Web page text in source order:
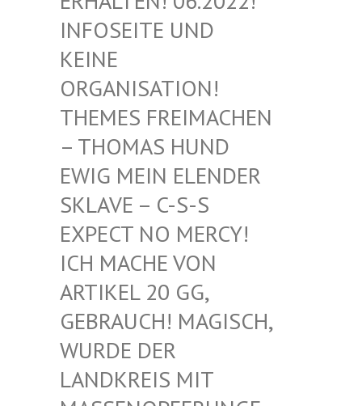
NFOSEITE UND K
EINE O
RGANISATION! T
HEMES FREIMACHEN –
THOMAS HUND E
WIG MEIN ELENDER S
KLAVE – C-S-S E
XPECT NO MERCY! I
CH MACHE VON A
RTIKEL 20 GG, G
EBRAUCH! MAGISCH, W
URDE DER L
ANDKREIS MIT M